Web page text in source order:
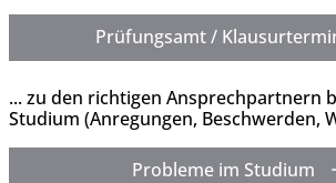
Prüfungsamt /
... zu den richtigen Ansprechpartnern
Studium (Anregungen, Beschwerden,
Probleme im Studium